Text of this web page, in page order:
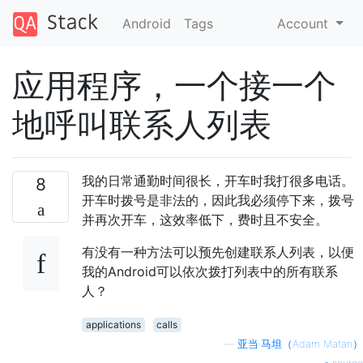
Android Tags Account
应用程序，一个接一个
地呼叫联系人列表
8
我的日常通勤时间很长，开车时我打很多电话。
开车时拨号是非法的，因此我必须停下来，拨号
并再次开车，这效率低下，费时且不安全。
有没有一种方法可以预先创建联系人列表，以便
我的Android可以依次拨打列表中的所有联系
人？
applications
calls
亚当·马坦（Adam Matan）